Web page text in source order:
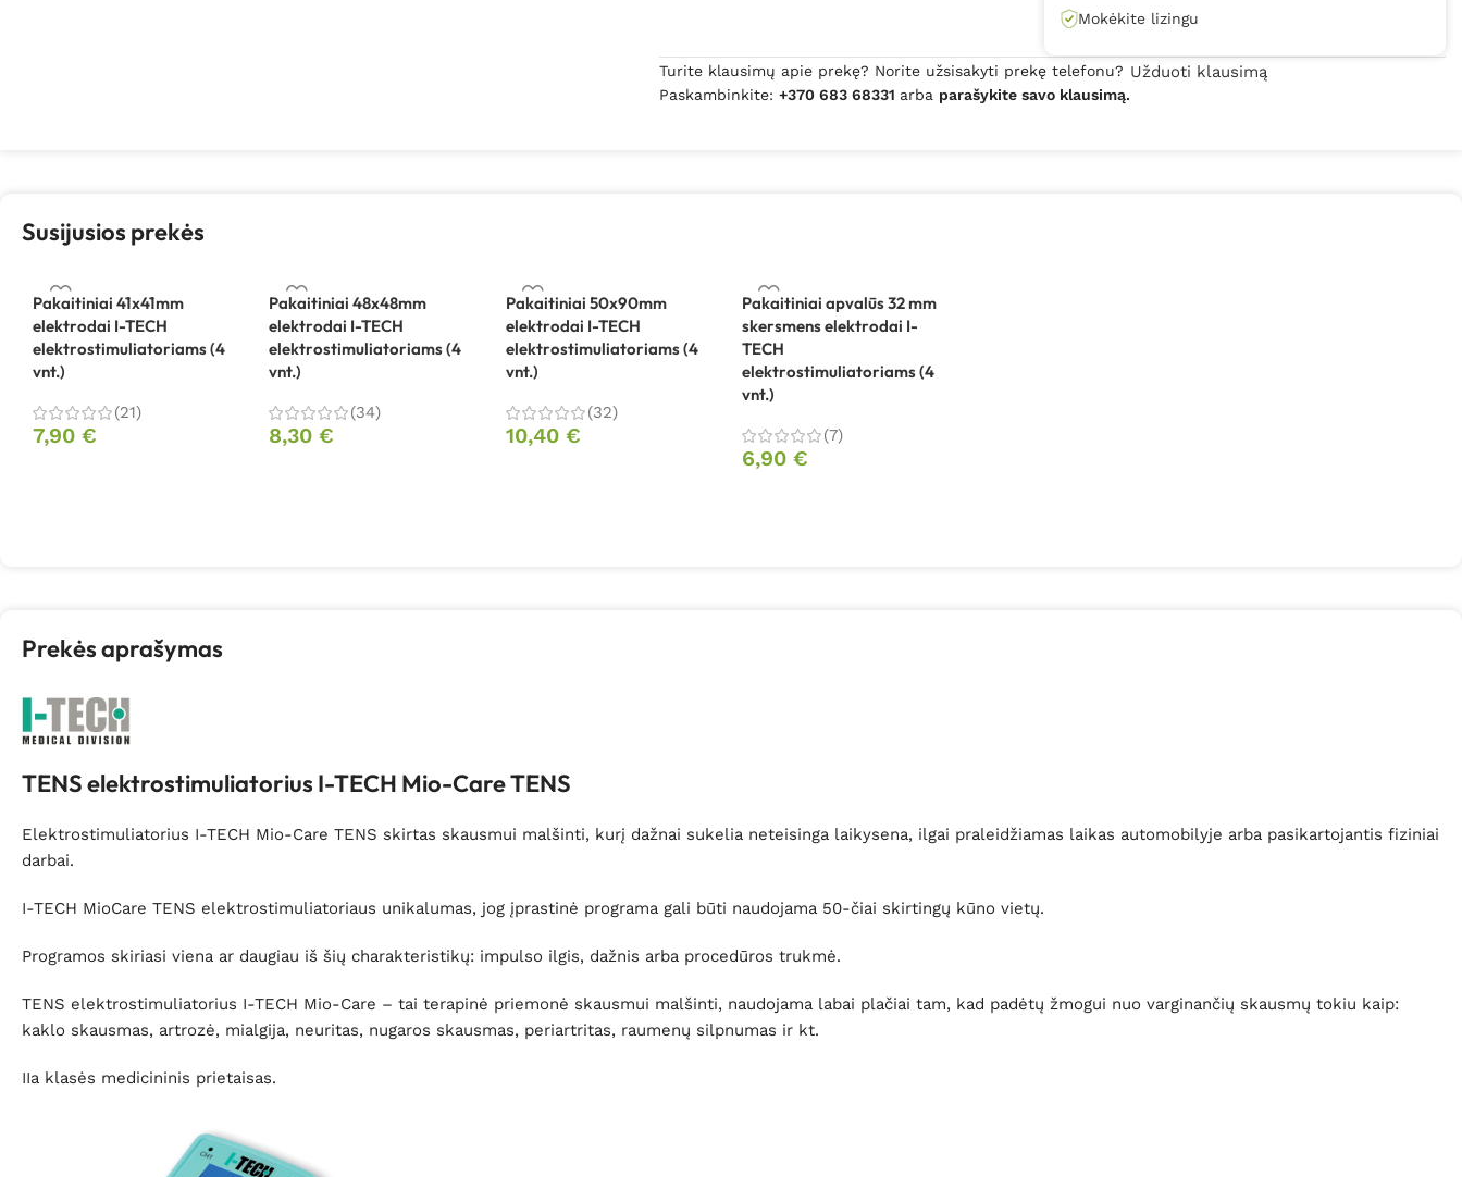
Mokėkite lizingu
Turite klausimų apie prekę? Norite užsisakyti prekę telefonu?
Paskambinkite:+370 683 68331 arba parašykite savo klausimą.
Užduoti klausimą
Susijusios prekės
Pakaitiniai 41x41mm
elektrodai I-TECH
elektrostimuliatoriams (4
vnt.)
(21)
7,90 €
Pakaitiniai 48x48mm
elektrodai I-TECH
elektrostimuliatoriams (4
vnt.)
(34)
8,30€
Pakaitiniai 50x90mm
elektrodai I-TECH
elektrostimuliatoriams (4
vnt.)
(32)
10,40 €
Pakaitiniai apvalūs 32 mm
skersmens elektrodai I-
TECH
elektrostimuliatoriams (4
vnt.)
(7)
6,90 €
Prekės aprašymas
TENS elektrostimuliatorius I-TECH Mio-Care TENS
Elektrostimuliatorius I-TECH Mio-Care TENS skirtas skausmui malšinti, kurį dažnai sukelia neteisinga laikysena, ilgai praleidžiamas laikas automobilyje arba pasikartojantis fiziniai
darbai.
I-TECH MioCare TENS elektrostimuliatoriaus unikalumas, jog įprastinė programa gali būti naudojama 50-čiai skirtingų kūno vietų.
Programos skiriasi viena ar daugiau iš šių charakteristikų: impulso ilgis, dažnis arba procedūros trukmė.
TENS elektrostimuliatorius I-TECH Mio-Care – tai terapinė priemonė skausmui malšinti, naudojama labai plačiai tam, kad padėtų žmogui nuo varginančių skausmų tokiu kaip:
kaklo skausmas, artrozė, mialgija, neuritas, nugaros skausmas, periartritas, raumenų silpnumas ir kt.
IIa klasės medicininis prietaisas.